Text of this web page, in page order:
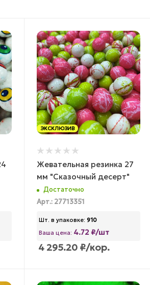
ЭКСКЛЮЗИВ
Жевательная резинка 27
мм "Сказочный десерт"
Достаточно
Арт.: 27713351
Шт. в упаковке: 910
Ваша цена: 4.72 ₽/шт
4 295.20 ₽/кор.